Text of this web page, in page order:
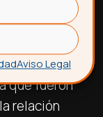
Aviso Legal
se
necesario
que fueron
relación